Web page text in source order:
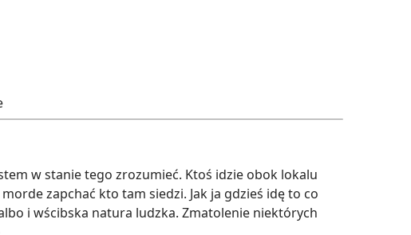
w stanie tego zrozumieć. Ktoś idzie obok lokalu
zapchać kto tam siedzi. Jak ja gdzieś idę to co
i wścibska natura ludzka. Zmatolenie niektórych